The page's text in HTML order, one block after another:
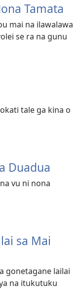
Tamata
mai na ilawalawa
se ra na gunu
tale ga kina o
Duadua
vu ni nona
sa Mai
gonetagane lailai
na itukutuku